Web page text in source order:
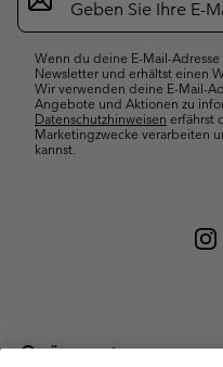
Wenn du deine E-Mail-
Newsletter und erhältst einen
Wir verwenden deine E-Mail-
Angebote und Aktionen zu
Datenschutzhinweisen erfährst
Marketingzwecke verarbeiten
kannst.
Österreich